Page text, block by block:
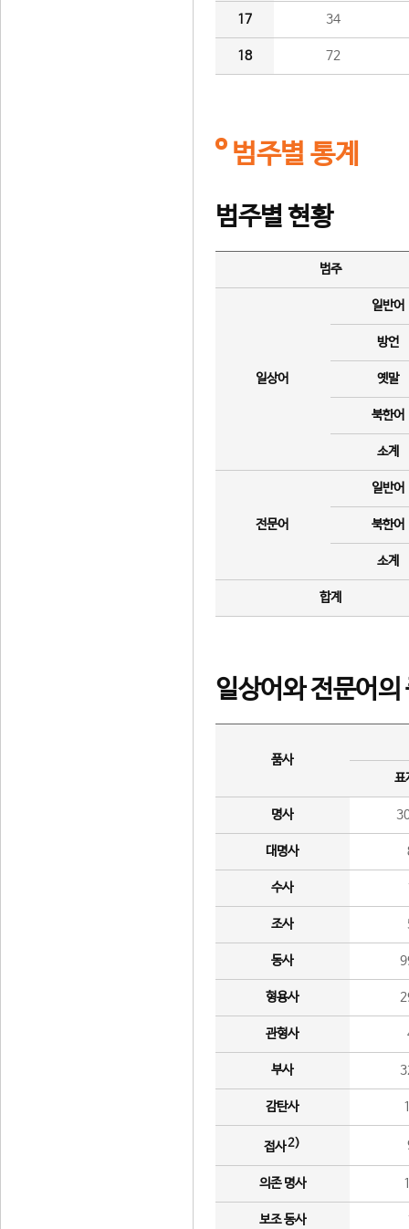
17 34
18 72
범주별 통계
범주별 현황
범주
일상어
일반어
방언
옛말
북한어
소계
전문어
일반어
북한어
소계
합계
일상어와 전문어의
품사
표
명사
대명사
수사
조사
동사
형용사
관형사
부사
감탄사
접사2)
의존 명사
보조 동사